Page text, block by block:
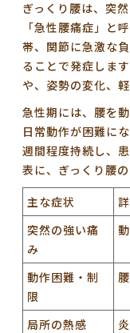
ぎっくり腰は、突
「急性腰痛症」と
帯、関節に急激な
ることで発症しま
や、姿勢の変化、
急性期には、腰を
日常動作が困難に
週間程度持続し、
表に、ぎっくり腰
主な症状
突然の強い痛
み
動作困難・制
限
局所の熱感